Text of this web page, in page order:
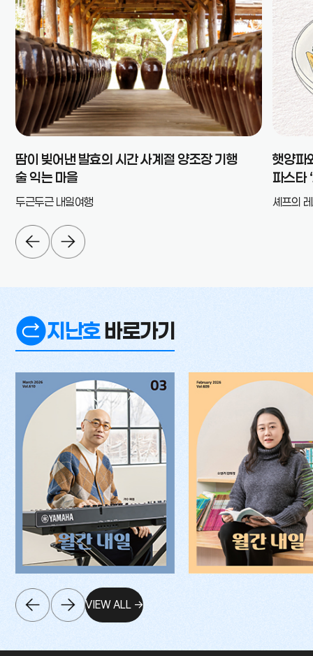
땀이 빚어낸 발효의 시간 사계절 양조장 기행
술 익는 마을
두근두근 내일여행
햇양파
파스타
셰프의
지난호바로가기
VIEW ALL →